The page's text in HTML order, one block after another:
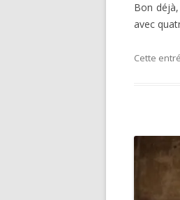
Bon
avec
Cette